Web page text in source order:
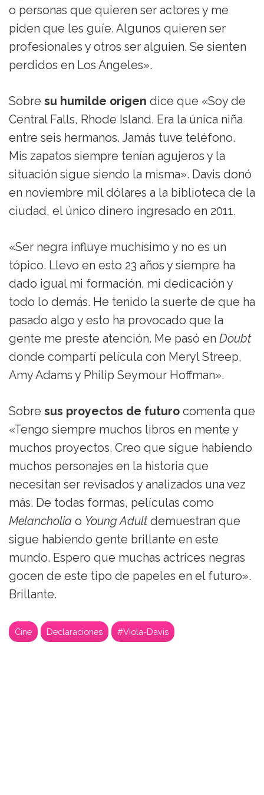
o personas que quieren ser actores y me
piden que les guíe. Algunos quieren ser
profesionales y otros ser alguien. Se sienten
perdidos en Los Angeles».
Sobre su humilde origen dice que «Soy de
Central Falls, Rhode Island. Era la única niña
entre seis hermanos. Jamás tuve teléfono.
Mis zapatos siempre tenían agujeros y la
situación sigue siendo la misma». Davis donó
en noviembre mil dólares a la biblioteca de la
ciudad, el único dinero ingresado en 2011.
«Ser negra influye muchísimo y no es un
tópico. Llevo en esto 23 años y siempre ha
dado igual mi formación, mi dedicación y
todo lo demás. He tenido la suerte de que ha
pasado algo y esto ha provocado que la
gente me preste atención. Me pasó en Doubt
donde compartí película con Meryl Streep,
Amy Adams y Philip Seymour Hoffman».
Sobre sus proyectos de futuro comenta que
«Tengo siempre muchos libros en mente y
muchos proyectos. Creo que sigue habiendo
muchos personajes en la historia que
necesitan ser revisados y analizados una vez
más. De todas formas, películas como
Melancholia o Young Adultdemuestran que
sigue habiendo gente brillante en este
mundo. Espero que muchas actrices negras
gocen de este tipo de papeles en el futuro».
Brillante.
Cine Declaraciones #Viola-Davis